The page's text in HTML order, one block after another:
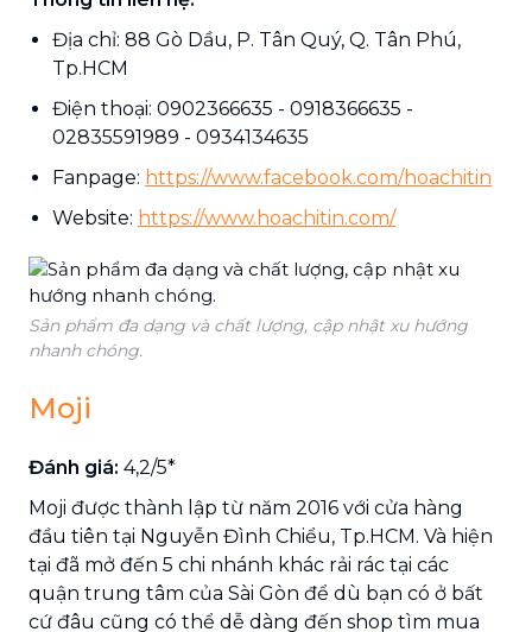
Địa chỉ: 88 Gò Dầu, P. Tân Quý, Q. Tân Phú,
Tp.HCM
Điện thoại: 0902366635 - 0918366635 -
02835591989 - 0934134635
Fanpage: https://www.facebook.com/hoachitin
Website: https://www.hoachitin.com/
Sản phẩm đa dạng và chất lượng, cập nhật xu hướng
nhanh chóng.
Moji
Đánh giá: 4,2/5*
Moji được thành lập từ năm 2016 với cửa hàng
đầu tiên tại Nguyễn Đình Chiểu, Tp.HCM. Và hiện
tại đã mở đến 5 chi nhánh khác rải rác tại các
quận trung tâm của Sài Gòn để dù bạn có ở bất
cứ đâu cũng có thể dễ dàng đến shop tìm mua